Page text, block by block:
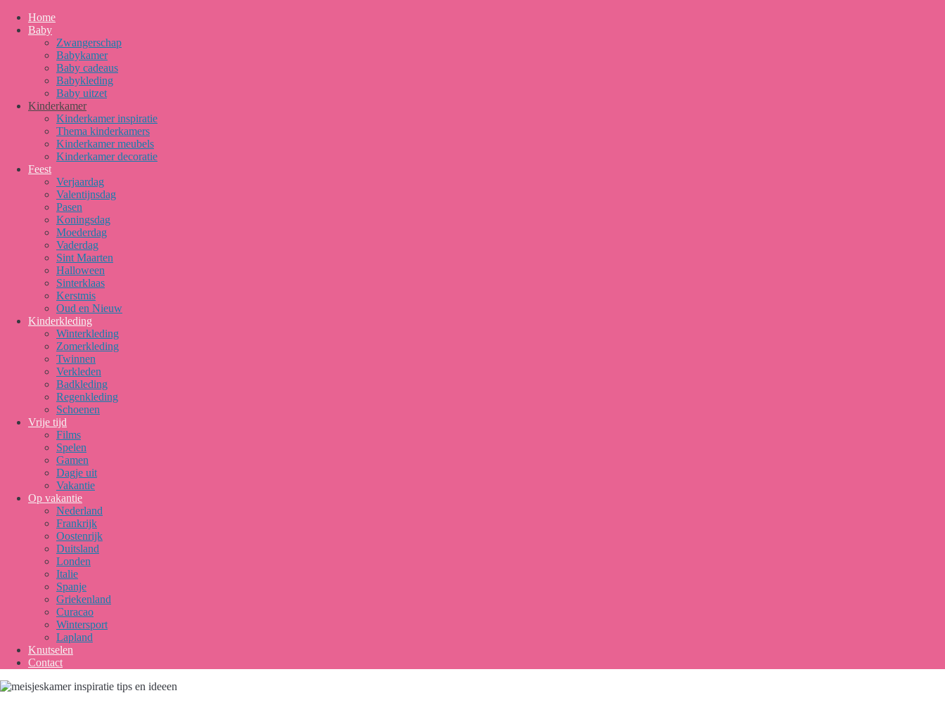
Home
Baby
Zwangerschap
Babykamer
Baby cadeaus
Babykleding
Baby uitzet
Kinderkamer
Kinderkamer inspiratie
Thema kinderkamers
Kinderkamer meubels
Kinderkamer decoratie
Feest
Verjaardag
Valentijnsdag
Pasen
Koningsdag
Moederdag
Vaderdag
Sint Maarten
Halloween
Sinterklaas
Kerstmis
Oud en Nieuw
Kinderkleding
Winterkleding
Zomerkleding
Twinnen
Verkleden
Badkleding
Regenkleding
Schoenen
Vrije tijd
Films
Spelen
Gamen
Dagje uit
Vakantie
Op vakantie
Nederland
Frankrijk
Oostenrijk
Duitsland
Londen
Italie
Spanje
Griekenland
Curacao
Wintersport
Lapland
Knutselen
Contact